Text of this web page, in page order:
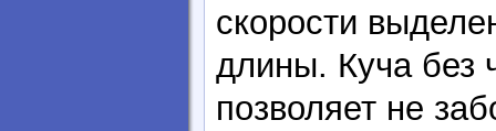
скорости
длины. Куча без
позволяет не